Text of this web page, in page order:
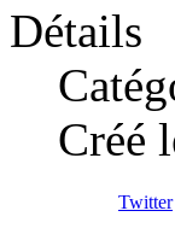
Détails
Créé
Twitter